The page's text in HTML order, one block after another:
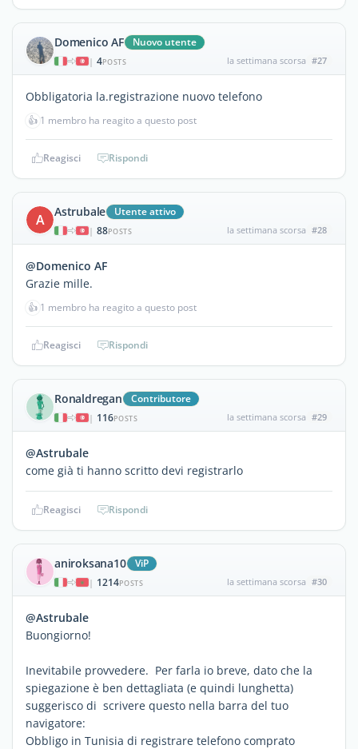
Domenico AF Nuovo utente
| 4POSTS la settimana scorsa #27
Obbligatoria la.registrazione nuovo telefono
👍 1 membro ha reagito a questo post
Reagisci Rispondi
A Astrubale Utente attivo
| 88POSTS la settimana scorsa #28
@Domenico AF
Grazie mille.
👍 1 membro ha reagito a questo post
Reagisci Rispondi
Ronaldregan Contributore
| 116POSTS la settimana scorsa #29
@Astrubale
come già ti hanno scritto devi registrarlo
Reagisci Rispondi
aniroksana10 ViP
| 1214POSTS la settimana scorsa #30
@Astrubale
Buongiorno!
Inevitabile provvedere. Per farla io breve, dato che la
spiegazione è ben dettagliata (e quindi lunghetta)
suggerisco di scrivere questo nella barra del tuo
navigatore:
Obbligo in Tunisia di registrare telefono comprato